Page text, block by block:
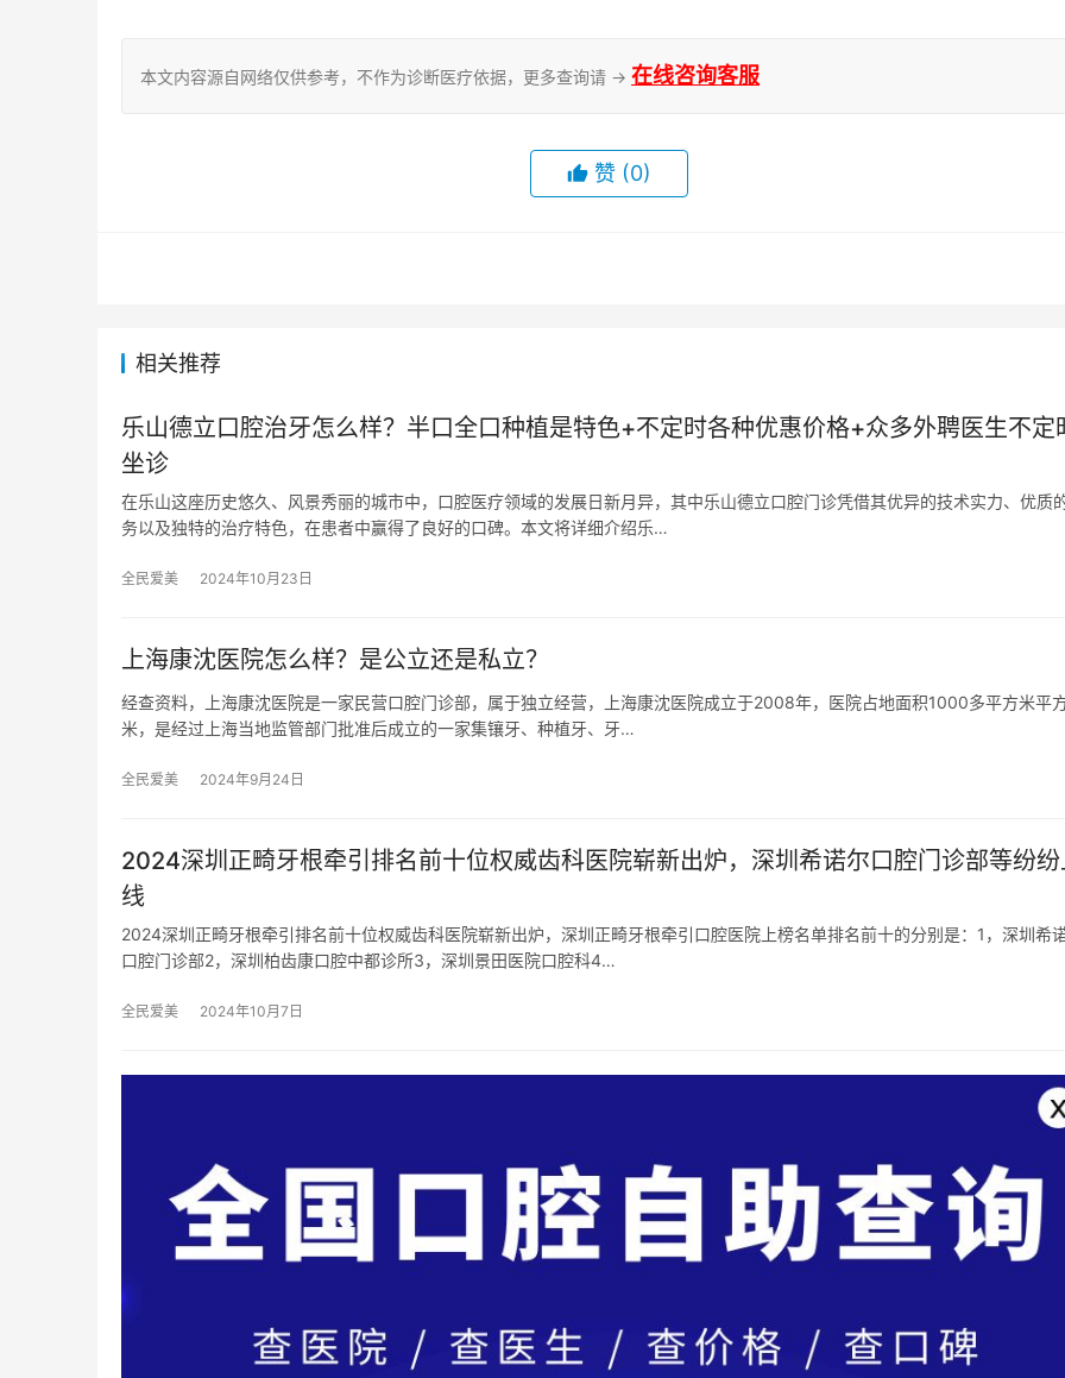
本文内容源自网络仅供参考，不作为诊断医疗依据，更多查询请 → 在线咨询客服
赞 (0)
相关推荐
乐山德立口腔治牙怎么样？半口全口种植是特色+不定时各种优惠价格+众多外聘医生不定
坐诊
在乐山这座历史悠久、风景秀丽的城市中，口腔医疗领域的发展日新月异，其中乐山德立口腔门诊凭借其优异的技术实力、优质
务以及独特的治疗特色，在患者中赢得了良好的口碑。本文将详细介绍乐…
全民爱美 2024年10月23日
上海康沈医院怎么样？是公立还是私立？
经查资料，上海康沈医院是一家民营口腔门诊部，属于独立经营，上海康沈医院成立于2008年，医院占地面积1000多平方米平
米，是经过上海当地监管部门批准后成立的一家集镶牙、种植牙、牙…
全民爱美 2024年9月24日
2024深圳正畸牙根牵引排名前十位权威齿科医院崭新出炉，深圳希诺尔口腔门诊部等纷
线
2024深圳正畸牙根牵引排名前十位权威齿科医院崭新出炉，深圳正畸牙根牵引口腔医院上榜名单排名前十的分别是：1，深圳希
口腔门诊部2，深圳柏齿康口腔中都诊所3，深圳景田医院口腔科4…
全民爱美 2024年10月7日